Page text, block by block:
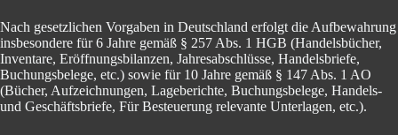
Nach gesetzlichen Vorgaben in Deutschland erfolgt die Aufbewahrung
insbesondere für 6 Jahre gemäß § 257 Abs. 1 HGB (Handelsbücher,
Inventare, Eröffnungsbilanzen, Jahresabschlüsse, Handelsbriefe,
Buchungsbelege, etc.) sowie für 10 Jahre gemäß § 147 Abs. 1 AO
(Bücher, Aufzeichnungen, Lageberichte, Buchungsbelege, Handels-
und Geschäftsbriefe, Für Besteuerung relevante Unterlagen, etc.).